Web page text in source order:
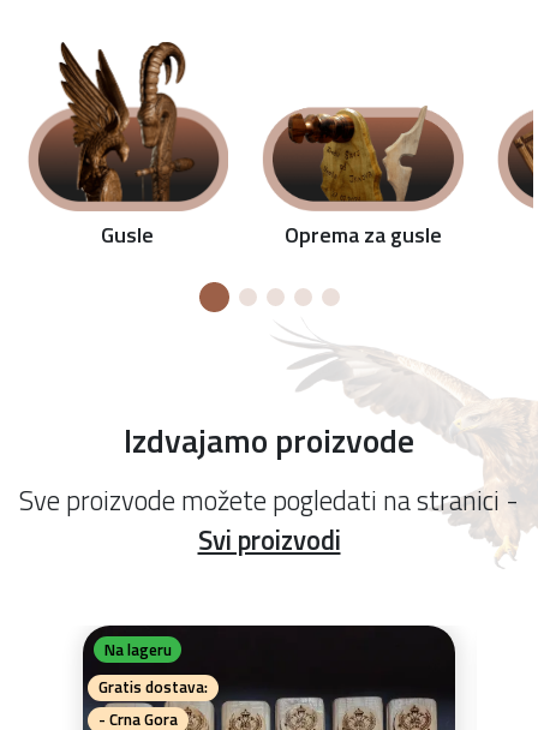
Gusle Oprema za gusle
Izdvajamo proizvode
Sve proizvode možete pogledati na stranici -
Svi proizvodi
Na lageru
Gratis dostava:
- Crna Gora